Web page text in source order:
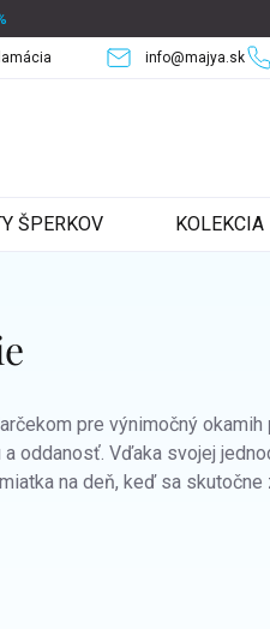
info@majya.sk
ŠPERKOV KOLEKCIA
pre výnimočný okamih
oddanosť. Vďaka svojej
na deň, keď sa skutočne